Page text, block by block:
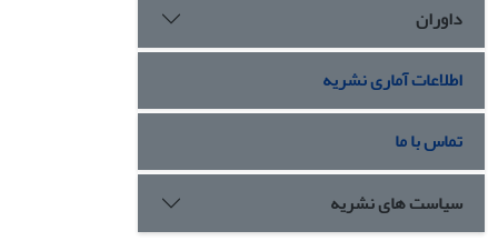
داوران
اطلاعات آماری نشریه
تماس با ما
سیاست های نشریه